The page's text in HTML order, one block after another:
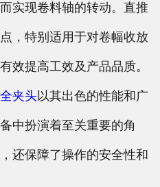
实现卷料轴的转动。直推
，特别适用于对卷幅收放
效提高工效及产品品质。
夹头以其出色的性能和广
中扮演着至关重要的角
还保障了操作的安全性和